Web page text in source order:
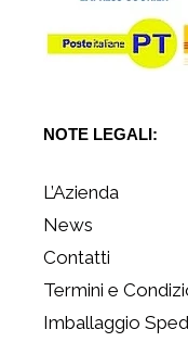
NOTE LEGALI:
L’Azienda
News
Contatti
Termini e
Imballaggio